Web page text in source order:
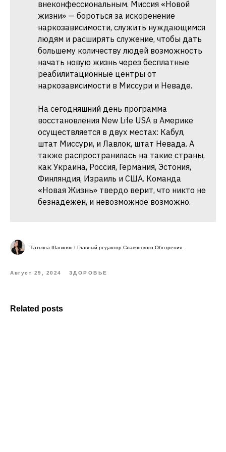
внеконфессиональным. Миссия «Новой
жизни» — бороться за искоренение
наркозависимости, служить нуждающимся
людям и расширять служение, чтобы дать
большему количеству людей возможность
начать новую жизнь через бесплатные
реабилитационные центры от
наркозависимости в Миссури и Неваде.
На сегодняшний день программа
восстановления New Life USA в Америке
осуществляется в двух местах: Кабул,
штат Миссури, и Лавлок, штат Невада. А
также распространилась на такие страны,
как Украина, Россия, Германия, Эстония,
Финляндия, Израиль и США. Команда
«Новая Жизнь» твердо верит, что никто не
безнадежен, и невозможное возможно.
Татьяна Шагинян I Главный редактор Славянского Обозрения
Август 29, 2024 ЗДОРОВЬЕ
Related posts